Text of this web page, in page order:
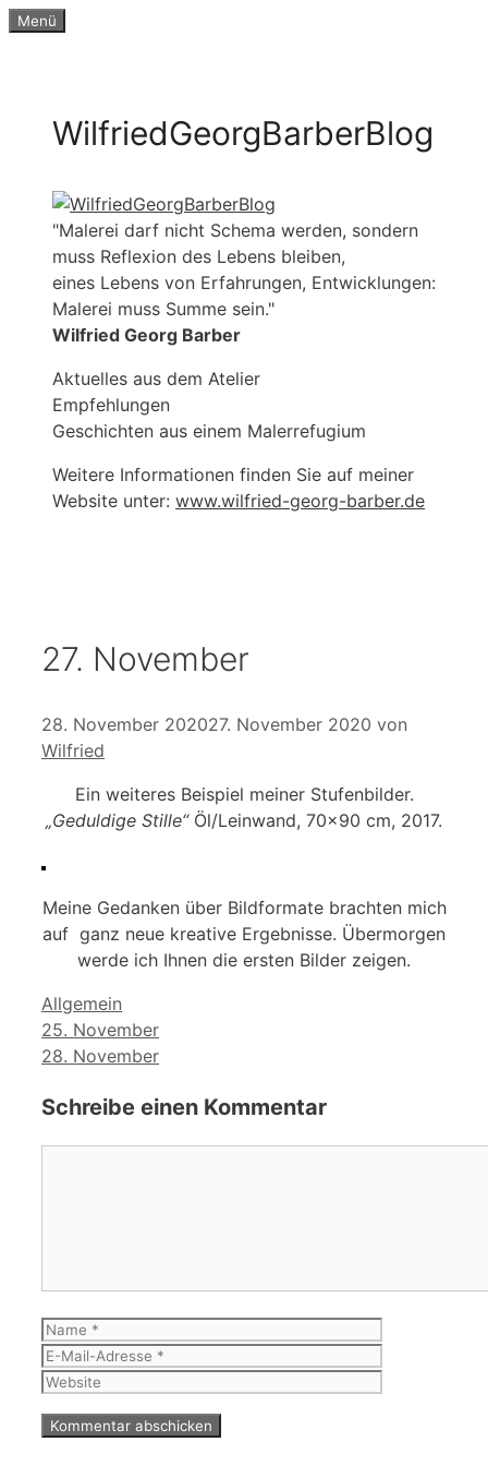
Zum
Menü
WilfriedGeorgBarberBlog
"Malerei darf nicht Schema werden, sondern
muss Reflexion des Lebens bleiben,
eines Lebens von Erfahrungen, Entwicklungen:
Malerei muss Summe sein."
Wilfried Georg Barber
Aktuelles aus dem Atelier
Empfehlungen
Geschichten aus einem Malerrefugium
Weitere Informationen finden Sie auf meiner
Website unter: www.wilfried-georg-barber.de
27. November
28. November 202027. November 2020 von
Wilfried
Ein weiteres Beispiel meiner Stufenbilder.
„Geduldige Stille“Öl/Leinwand, 70×90 cm, 2017.
Meine Gedanken über Bildformate brachten mich
auf ganz neue kreative Ergebnisse. Übermorgen
werde ich Ihnen die ersten Bilder zeigen.
Kategorien
Allgemein
25. November
28. November
Schreibe einen Kommentar
Name